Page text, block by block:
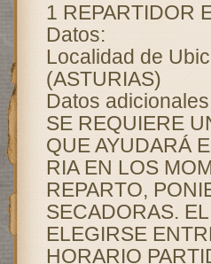
1 REPARTIDOR
Datos:
Localidad de
(ASTURIAS)
Datos
SE REQUIERE
QUE AYUDARÁ
RIA EN LOS
REPARTO,
SECADORAS.
ELEGIRSE
HORARIO